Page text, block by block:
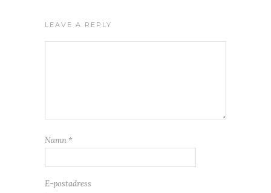
LEAVE A REPLY
Namn *
E-postadress